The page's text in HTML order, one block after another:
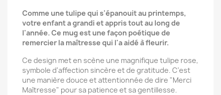
Comme une tulipe qui s'épanouit au printemps,
votre enfant a grandi et appris tout au long de
l'année. Ce mug est une façon poétique de
remercier la maîtresse qui l'a aidé à fleurir.
Ce design met en scène une magnifique tulipe rose,
symbole d'affection sincère et de gratitude. C'est
une manière douce et attentionnée de dire "Merci
Maîtresse" pour sa patience et sa gentillesse.